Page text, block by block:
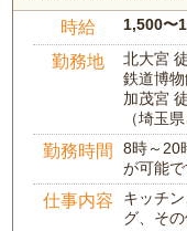
時給 1,500〜
勤務地
北大宮
鉄道博
加茂宮
（埼玉
勤務時間
8時～20
が可能
仕事内容
キッチ
グ、そ